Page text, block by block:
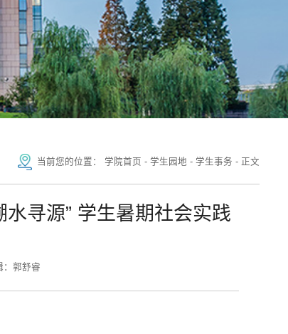
当前您的位置： 学院首页 - 学生园地 - 学生事务 - 正文
寻源” 学生暑期社会实践
：郭舒睿